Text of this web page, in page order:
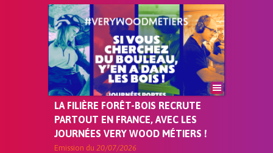
LA FILIÈRE FORÊT-BOIS RECRUTE
PARTOUT EN FRANCE, AVEC LES
JOURNÉES VERY WOOD MÉTIERS !
Emission du 20/07/2026